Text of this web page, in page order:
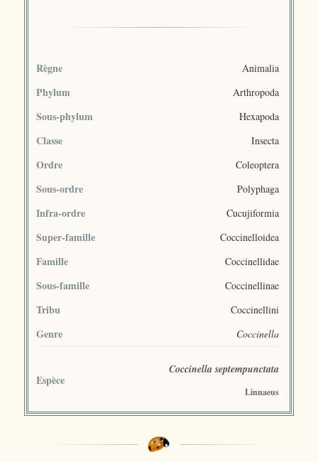
Règne Animalia
Phylum Arthropoda
Sous-phylum Hexapoda
Classe Insecta
Ordre Coleoptera
Sous-ordre Polyphaga
Infra-ordre Cucujiformia
Super-famille Coccinelloidea
Famille Coccinellidae
Sous-famille Coccinellinae
Tribu Coccinellini
Genre Coccinella
Espèce
Coccinella septempunctata
Linnaeus